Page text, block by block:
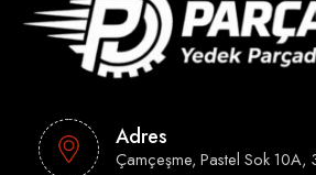
Adres
Çamçeşme, Pastel Sok